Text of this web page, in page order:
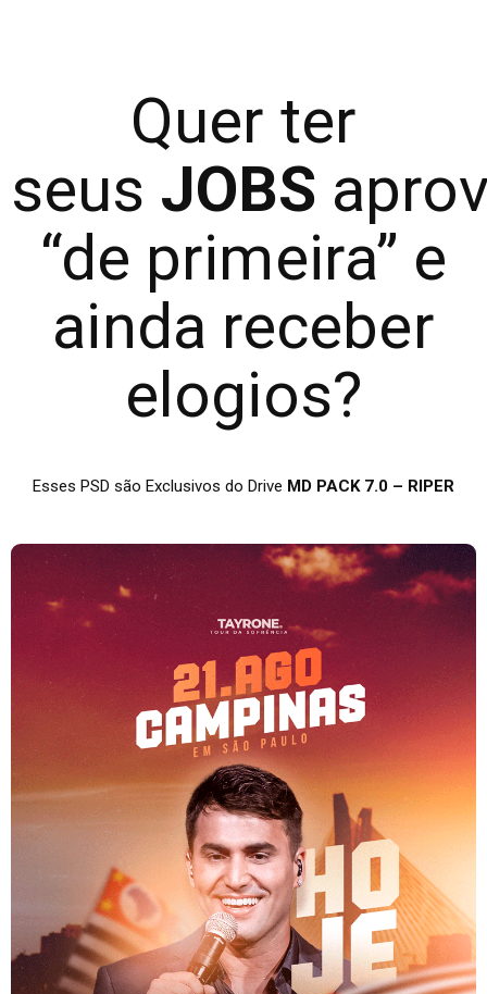
Quer ter
seus JOBS
“de primeira” e
ainda receber
elogios?
Esses PSD são Exclusivos do Drive MD PACK 7.0 – RIPER